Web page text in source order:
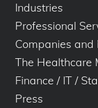
Industries
Professional
Companies and
The Healthcare
Finance / IT /
Press